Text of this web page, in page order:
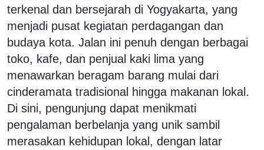
terkenal dan bersejarah di Yogyakarta, yang
menjadi pusat kegiatan perdagangan dan
budaya kota. Jalan ini penuh dengan berbagai
toko, kafe, dan penjual kaki lima yang
menawarkan beragam barang mulai dari
cinderamata tradisional hingga makanan lokal.
Di sini, pengunjung dapat menikmati
pengalaman berbelanja yang unik sambil
merasakan kehidupan lokal, dengan latar